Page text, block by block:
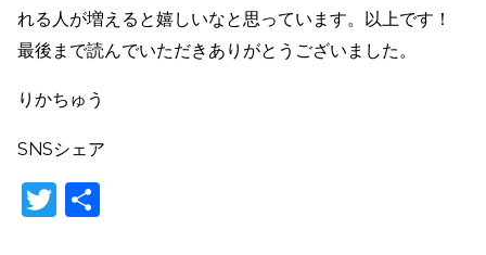
れる人が増えると嬉しいなと思っています。以上です！
最後まで読んでいただきありがとうございました。
りかちゅう
SNSシェア
T